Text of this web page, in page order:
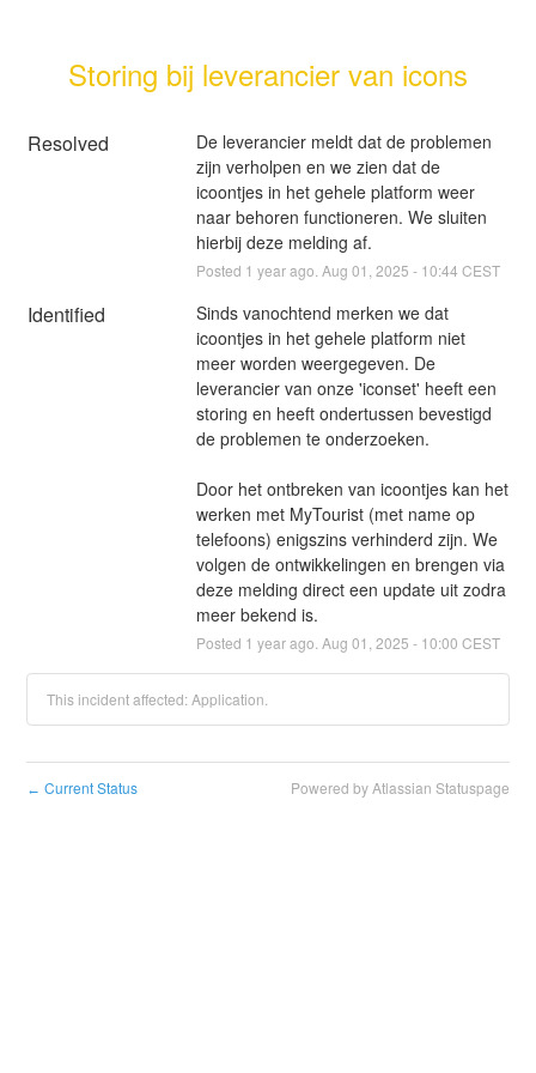
Storing bij leverancier van icons
Resolved
De leverancier meldt dat de problemen
zijn verholpen en we zien dat de
icoontjes in het gehele platform weer
naar behoren functioneren. We sluiten
hierbij deze melding af.
Posted 1 year ago. Aug 01 2025 - 10:44 CEST
Identified
Sinds vanochtend merken we dat
icoontjes in het gehele platform niet
meer worden weergegeven. De
leverancier van onze 'iconset' heeft een
storing en heeft ondertussen bevestigd
de problemen te onderzoeken.
Door het ontbreken van icoontjes kan het
werken met MyTourist (met name op
telefoons) enigszins verhinderd zijn. We
volgen de ontwikkelingen en brengen via
deze melding direct een update uit zodra
meer bekend is.
Posted 1 year ago. Aug 01 2025 - 10:00 CEST
This incident affected: Application.
← Current Status Powered by Atlassian Statuspage